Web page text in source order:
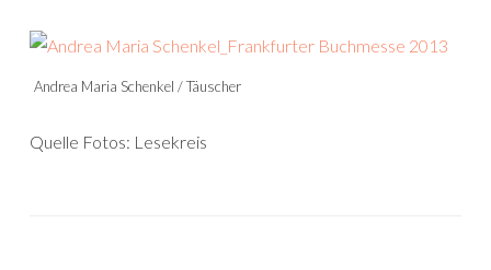
Andrea Maria Schenkel / Täuscher
Quelle Fotos: Lesekreis